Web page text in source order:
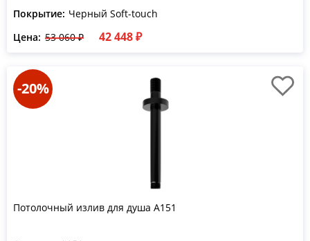
Покрытие: Черный Soft-touch
Цена: 53 060 ₽ 42 448 ₽
-20%
Потолочный излив для душа A151